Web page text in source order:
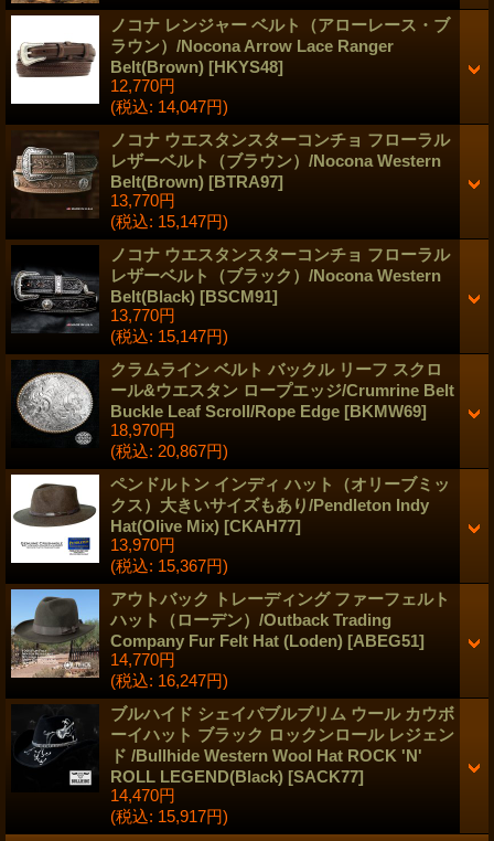
ノコナ レンジャー ベルト（アローレース・ブ
ラウン）/Nocona Arrow Lace Ranger
Belt(Brown) [HKYS48]
12,770円
(税込: 14,047円)
ノコナ ウエスタンスターコンチョ フローラル
レザーベルト（ブラウン）/Nocona Western
Belt(Brown) [BTRA97]
13,770円
(税込: 15,147円)
ノコナ ウエスタンスターコンチョ フローラル
レザーベルト（ブラック）/Nocona Western
Belt(Black) [BSCM91]
13,770円
(税込: 15,147円)
クラムライン ベルト バックル リーフ スクロ
ール&ウエスタン ロープエッジ/Crumrine Belt
Buckle Leaf Scroll/Rope Edge [BKMW69]
18,970円
(税込: 20,867円)
ペンドルトン インディ ハット（オリーブミッ
クス）大きいサイズもあり/Pendleton Indy
Hat(Olive Mix) [CKAH77]
13,970円
(税込: 15,367円)
アウトバック トレーディング ファーフェルト
ハット（ローデン）/Outback Trading
Company Fur Felt Hat (Loden) [ABEG51]
14,770円
(税込: 16,247円)
ブルハイド シェイパブルブリム ウール カウボ
ーイハット ブラック ロックンロール レジェン
ド /Bullhide Western Wool Hat ROCK 'N'
ROLL LEGEND(Black) [SACK77]
14,470円
(税込: 15,917円)